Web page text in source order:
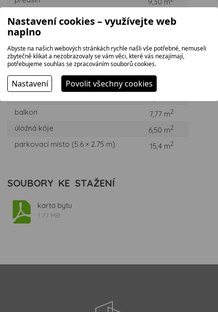
obývací pokoj + kk 29,50 m
ložnice
pokoj 12,19 m2
koupelna 5,15 m
WC 2,34 m
balkon 7,77 m2
úložná kóje 6,50 m2
parkovací místo (5.6 × 2.75 m) 15,4 m2
SOUBORY KE STAŽENÍ
karta bytu
1.77 MB
Nastavení cookies – využívejte web
naplno
Abyste na našich webových stránkách rychle našli vše potřebné, nemuseli
zbytečně klikat a nezobrazovaly se vám věci, které vás nezajímají,
potřebujeme souhlas se zpracováním souborů cookies.
Nastavení Povolit všechny cookies